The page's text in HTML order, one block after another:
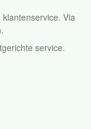
Via
service.